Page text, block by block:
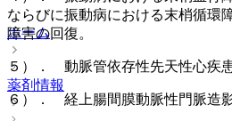
ならびに振動病における末梢循環
障害の回復。
５）． 動脈管依存性先天性心疾
６）． 経上腸間膜動脈性門脈造
ホーム
薬剤情報